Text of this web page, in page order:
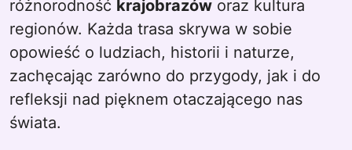
różnorodność krajobrazów oraz kultura
regionów. Każda trasa skrywa w sobie
opowieść o ludziach, historii i naturze,
zachęcając zarówno do przygody, jak i do
refleksji nad pięknem otaczającego nas
świata.